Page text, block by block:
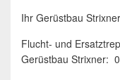
Ihr Gerüstbau
Flucht- und
Gerüstbau Strixner: